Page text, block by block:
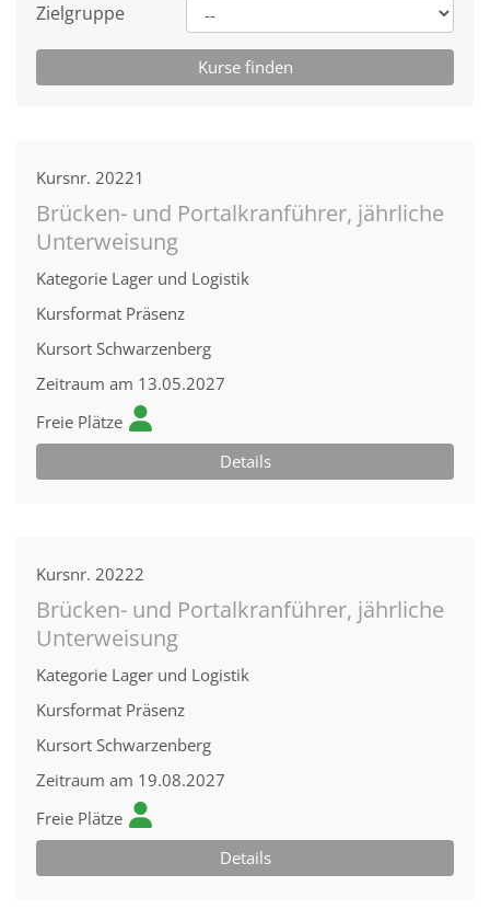
Zielgruppe
Kursnr. 20221
Brücken- und Portalkranführer, jährliche
Unterweisung
Kategorie Lager und Logistik
Kursformat Präsenz
Kursort Schwarzenberg
Zeitraum am 13.05.2027
Freie Plätze
Details
Kursnr. 20222
Brücken- und Portalkranführer, jährliche
Unterweisung
Kategorie Lager und Logistik
Kursformat Präsenz
Kursort Schwarzenberg
Zeitraum am 19.08.2027
Freie Plätze
Details